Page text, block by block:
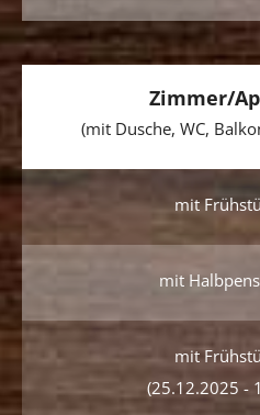
Zimmer/
(mit Dusche, WC,
mit
mit
mit
(25.12.2025 -